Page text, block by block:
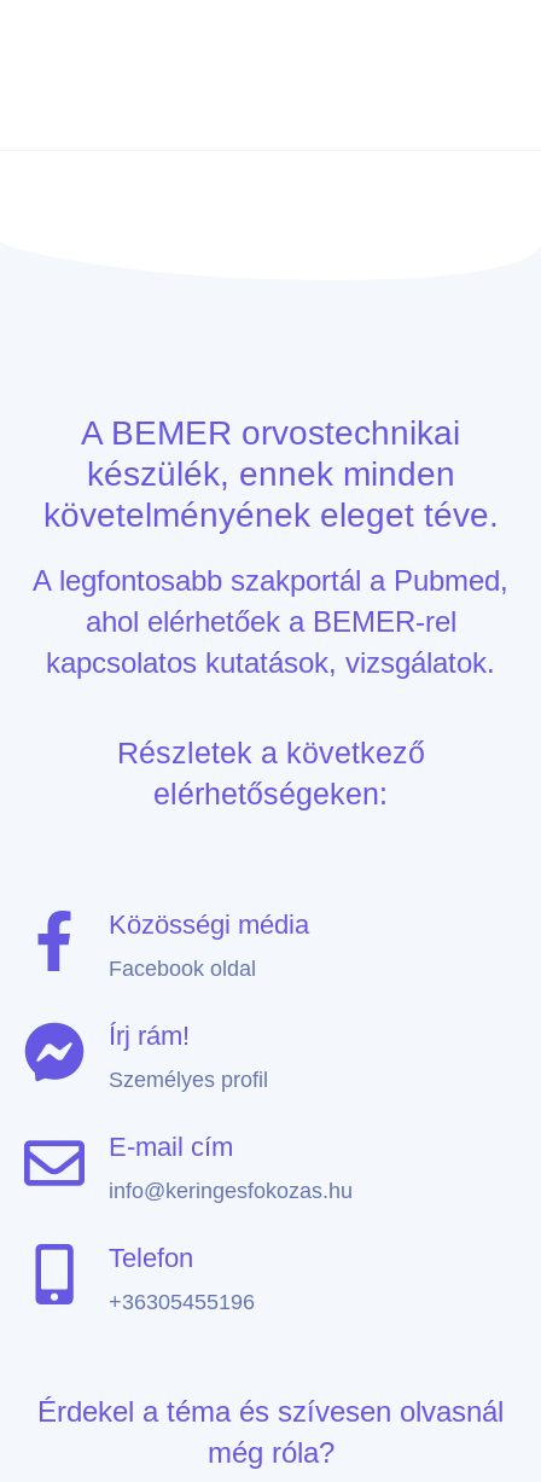
A BEMER orvostechnikai
készülék, ennek minden
követelményének eleget téve.
A legfontosabb szakportál a Pubmed,
ahol elérhetőek a BEMER-rel
kapcsolatos kutatások, vizsgálatok.
Részletek a következő
elérhetőségeken:
Közösségi média
Facebook oldal
Írj rám!
Személyes profil
E-mail cím
info@keringesfokozas.hu
Telefon
+36305455196
Érdekel a téma és szívesen olvasnál
még róla?